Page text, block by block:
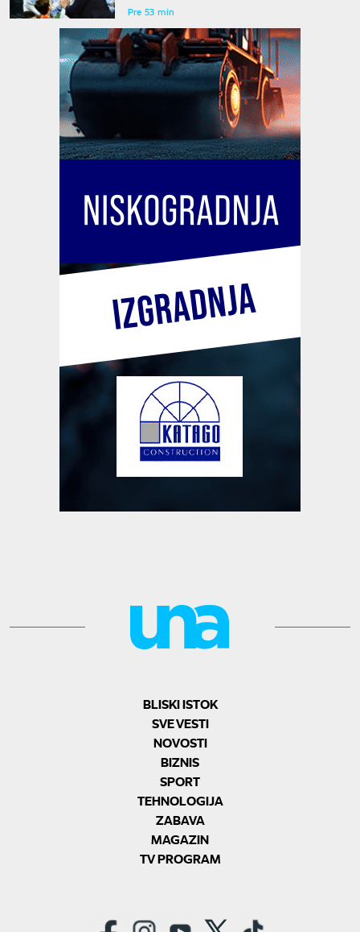
Pre 53 min
BLISKI ISTOK
SVE VESTI
NOVOSTI
BIZNIS
SPORT
TEHNOLOGIJA
ZABAVA
MAGAZIN
TV PROGRAM